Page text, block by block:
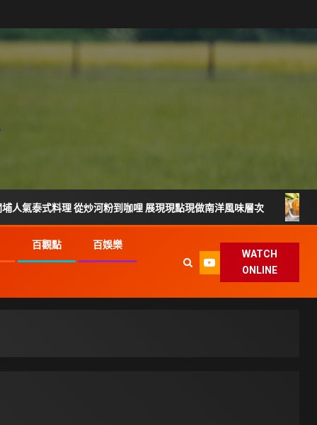
理 從炒河粉到咖哩 展現現點現做南洋風味層次 雲林宵夜
百觀點
百娛樂
WATCH
ONLINE